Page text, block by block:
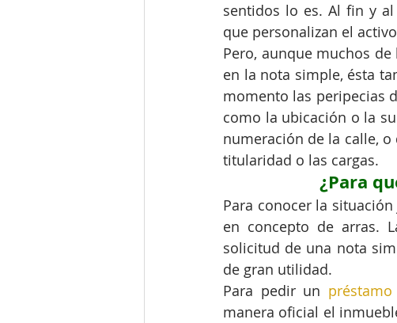
sentidos lo es. Al fin y
que personalizan el
Pero, aunque muchos
en la nota simple, ésta
momento las peripecias
como la ubicación o la
numeración de la calle,
titularidad o las cargas.
¿Para
Para conocer la
en concepto de arras.
solicitud de una nota
de gran utilidad.
Para pedir un
manera oficial el